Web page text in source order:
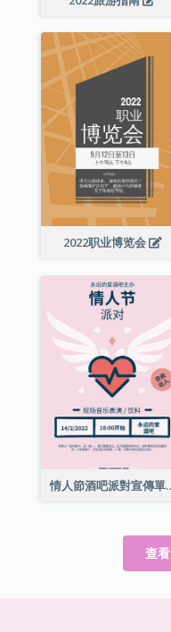
2022职业博览会
情人節
查